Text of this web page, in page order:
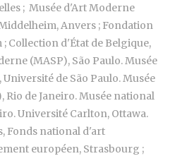
; Musée d'Art Moderne
Anvers ; Fondation
Collection d'État de Belgique,
(MASP), São Paulo. Musée
de São Paulo. Musée
de Janeiro. Musée national
Université Carlton, Ottawa.
Fonds national d'art
européen, Strasbourg ;